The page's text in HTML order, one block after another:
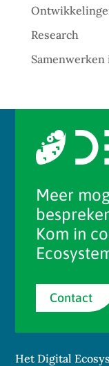
Research
Meer
Kom in
Contact
Het Digital